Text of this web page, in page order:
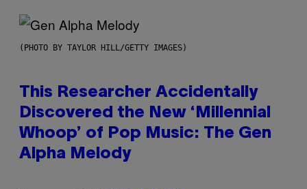
(PHOTO BY TAYLOR HILL/GETTY IMAGES)
This Researcher Accidentally
Discovered the New ‘Millennial
Whoop’ of Pop Music: The Gen
Alpha Melody